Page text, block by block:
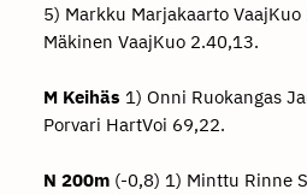
5) Markku Marjakaarto
Mäkinen VaajKuo 2.40,13.
M Keihäs 1) Onni Ruokangas
Porvari HartVoi 69,22.
N 200m(-0,8) 1) Minttu Rinne